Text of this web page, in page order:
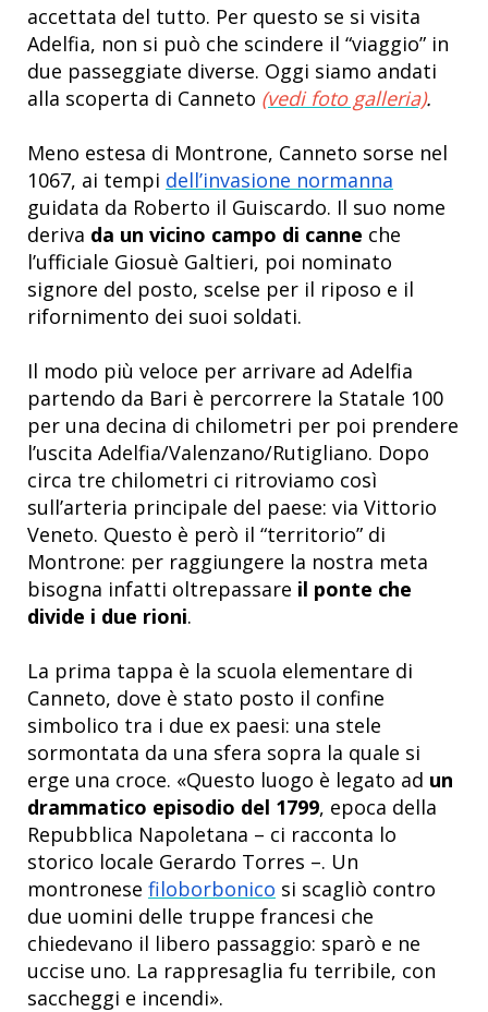
accettata del tutto. Per questo se si visita
Adelfia, non si può che scindere il “viaggio” in
due passeggiate diverse. Oggi siamo andati
alla scoperta di Canneto (vedi foto galleria).
Meno estesa di Montrone, Canneto sorse nel
1067, ai tempi dell’invasione normanna
guidata da Roberto il Guiscardo. Il suo nome
deriva da un vicino campo di canne che
l’ufficiale Giosuè Galtieri, poi nominato
signore del posto, scelse per il riposo e il
rifornimento dei suoi soldati.
Il modo più veloce per arrivare ad Adelfia
partendo da Bari è percorrere la Statale 100
per una decina di chilometri per poi prendere
l’uscita Adelfia/Valenzano/Rutigliano. Dopo
circa tre chilometri ci ritroviamo così
sull’arteria principale del paese: via Vittorio
Veneto. Questo è però il “territorio” di
Montrone: per raggiungere la nostra meta
bisogna infatti oltrepassare il ponte che
divide i due rioni.
La prima tappa è la scuola elementare di
Canneto, dove è stato posto il confine
simbolico tra i due ex paesi: una stele
sormontata da una sfera sopra la quale si
erge una croce. «Questo luogo è legato ad un
drammatico episodio del 1799, epoca della
Repubblica Napoletana – ci racconta lo
storico locale Gerardo Torres –. Un
montronese filoborbonico si scagliò contro
due uomini delle truppe francesi che
chiedevano il libero passaggio: sparò e ne
uccise uno. La rappresaglia fu terribile, con
saccheggi e incendi».